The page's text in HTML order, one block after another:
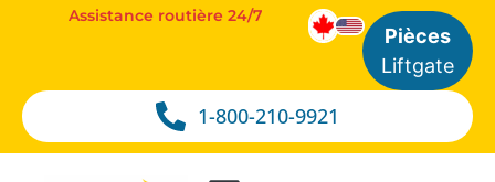
1-800-210-9921
Assistance routière 24/7
Pièces
Liftgate